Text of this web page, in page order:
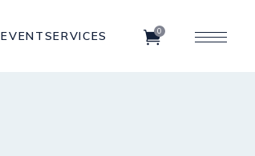
EVENTSERVICES 0